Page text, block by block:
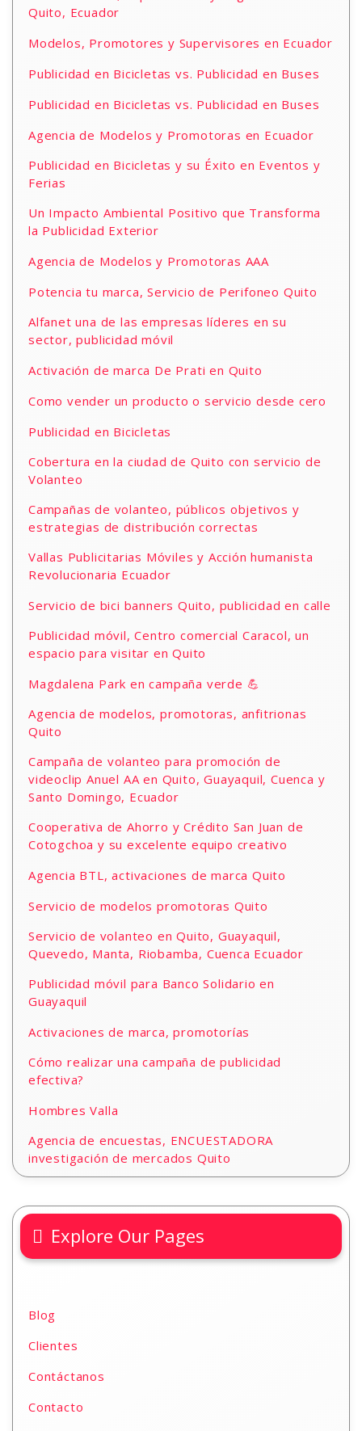
Quito, Ecuador
Modelos, Promotores y Supervisores en Ecuador
Publicidad en Bicicletas vs. Publicidad en Buses
Publicidad en Bicicletas vs. Publicidad en Buses
Agencia de Modelos y Promotoras en Ecuador
Publicidad en Bicicletas y su Éxito en Eventos y
Ferias
Un Impacto Ambiental Positivo que Transforma
la Publicidad Exterior
Agencia de Modelos y Promotoras AAA
Potencia tu marca, Servicio de Perifoneo Quito
Alfanet una de las empresas líderes en su
sector, publicidad móvil
Activación de marca De Prati en Quito
Como vender un producto o servicio desde cero
Publicidad en Bicicletas
Cobertura en la ciudad de Quito con servicio de
Volanteo
Campañas de volanteo, públicos objetivos y
estrategias de distribución correctas
Vallas Publicitarias Móviles y Acción humanista
Revolucionaria Ecuador
Servicio de bici banners Quito, publicidad en calle
Publicidad móvil, Centro comercial Caracol, un
espacio para visitar en Quito
Magdalena Park en campaña verde 💪
Agencia de modelos, promotoras, anfitrionas
Quito
Campaña de volanteo para promoción de
videoclip Anuel AA en Quito, Guayaquil, Cuenca y
Santo Domingo, Ecuador
Cooperativa de Ahorro y Crédito San Juan de
Cotogchoa y su excelente equipo creativo
Agencia BTL, activaciones de marca Quito
Servicio de modelos promotoras Quito
Servicio de volanteo en Quito, Guayaquil,
Quevedo, Manta, Riobamba, Cuenca Ecuador
Publicidad móvil para Banco Solidario en
Guayaquil
Activaciones de marca, promotorías
Cómo realizar una campaña de publicidad
efectiva?
Hombres Valla
Agencia de encuestas, ENCUESTADORA
investigación de mercados Quito
Explore Our Pages
Blog
Clientes
Contáctanos
Contacto